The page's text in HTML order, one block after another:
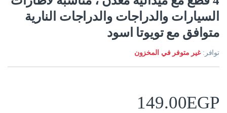
السيارات والدراجات والدراجات النارية
متوافق مع تويوتا اسود
توافر:غير متوفر في المخزون
149.00EGP